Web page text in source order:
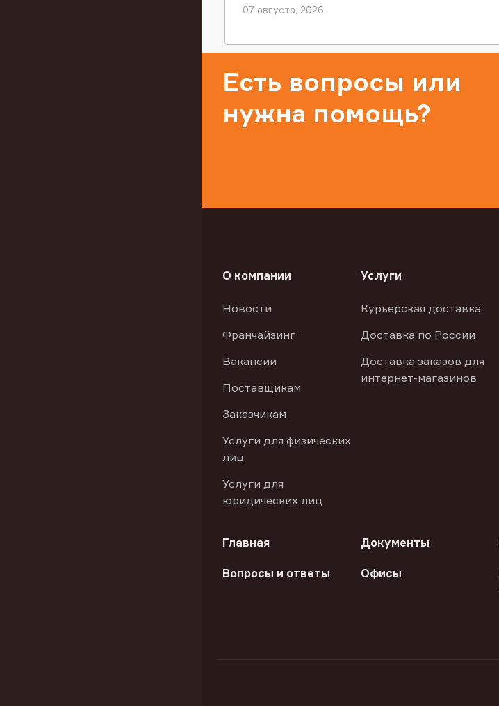
07 августа, 2026
Есть вопросы или
нужна помощь?
О компании
Новости
Франчайзинг
Вакансии
Поставщикам
Заказчикам
Услуги для физических
лиц
Услуги для
юридических лиц
Услуги
Курьерская доставка
Доставка по России
Доставка заказов для
интернет-магазинов
Главная Документы
Вопросы и ответы Офисы